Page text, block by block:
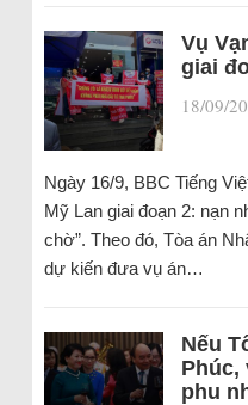
Vụ
giai
18/09/
Ngày 16/9, BBC Tiếng
Mỹ Lan giai đoạn 2: nạn
chờ”. Theo đó, Tòa án
dự kiến đưa vụ án…
Nếu
Phúc,
phu